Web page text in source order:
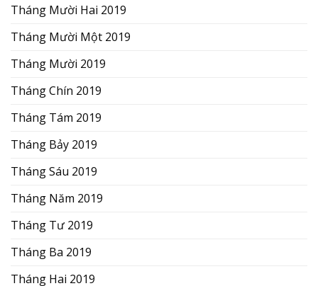
Tháng Mười Hai 2019
Tháng Mười Một 2019
Tháng Mười 2019
Tháng Chín 2019
Tháng Tám 2019
Tháng Bảy 2019
Tháng Sáu 2019
Tháng Năm 2019
Tháng Tư 2019
Tháng Ba 2019
Tháng Hai 2019